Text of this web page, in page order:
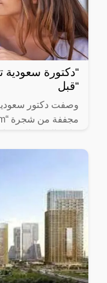
“دكتورة
“قبل
وصفت دكتور سعودية
ينمو في